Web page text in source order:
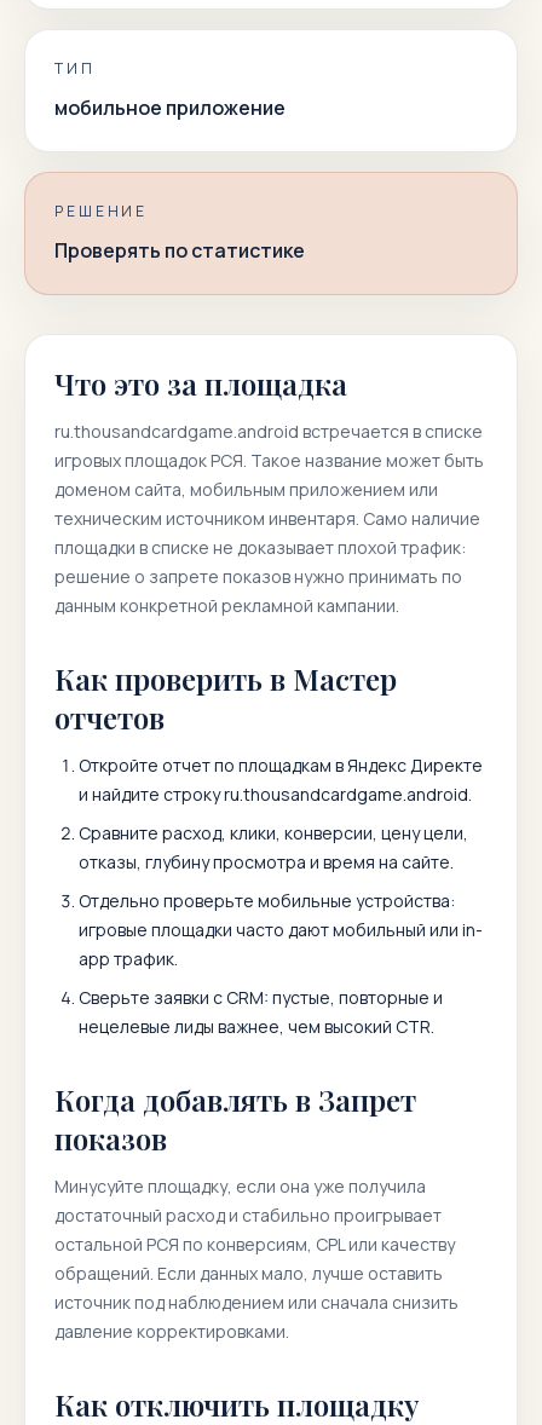
ТИП
мобильное приложение
РЕШЕНИЕ
Проверять по статистике
Что это за площадка
ru.thousandcardgame.android встречается в списке
игровых площадок РСЯ. Такое название может быть
доменом сайта, мобильным приложением или
техническим источником инвентаря. Само наличие
площадки в списке не доказывает плохой трафик:
решение о запрете показов нужно принимать по
данным конкретной рекламной кампании.
Как проверить в Мастер
отчетов
Откройте отчет по площадкам в Яндекс Директе
и найдите строкуru.thousandcardgame.android.
Сравните расход, клики, конверсии, цену цели,
отказы, глубину просмотра и время на сайте.
Отдельно проверьте мобильные устройства:
игровые площадки часто дают мобильный или in-
app трафик.
Сверьте заявки с CRM: пустые, повторные и
нецелевые лиды важнее, чем высокий CTR.
Когда добавлять в Запрет
показов
Минусуйте площадку, если она уже получила
достаточный расход и стабильно проигрывает
остальной РСЯ по конверсиям, CPL или качеству
обращений. Если данных мало, лучше оставить
источник под наблюдением или сначала снизить
давление корректировками.
Как отключить площадку